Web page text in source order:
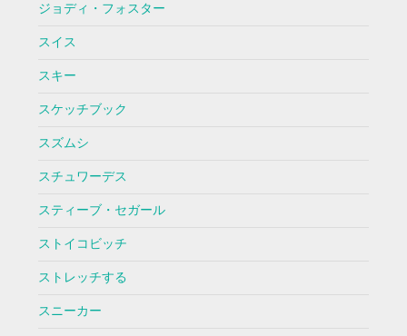
ジョディ・フォスター
スイス
スキー
スケッチブック
スズムシ
スチュワーデス
スティーブ・セガール
ストイコビッチ
ストレッチする
スニーカー